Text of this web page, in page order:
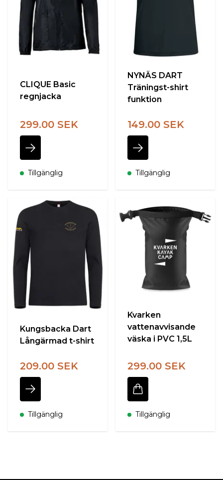
CLIQUE Basic
regnjacka
299.00 SEK
Tillgänglig
NYNÄS DART
Träningst-shirt
funktion
149.00 SEK
Tillgänglig
Kungsbacka Dart
Långärmad t-shirt
209.00 SEK
Tillgänglig
Kvarken
vattenavvisande
väska i PVC 1,5L
299.00 SEK
Tillgänglig